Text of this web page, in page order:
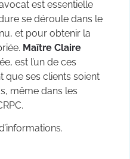
avocat est essentielle
se déroule dans le
et pour obtenir la
Maître Claire
est l’un de ces
que ses clients soient
même dans les